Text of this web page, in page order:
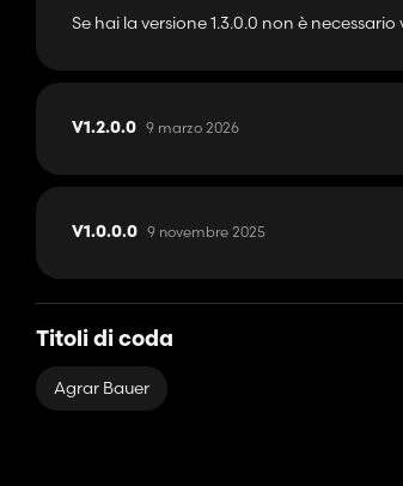
Se hai la versione 1.3.0.0 non è necessario
V1.2.0.0 9 marzo 2026
V1.0.0.0 9 novembre 2025
Titoli di coda
Agrar Bauer